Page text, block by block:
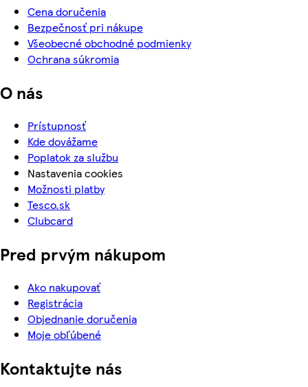
Cena doručenia
Bezpečnosť pri nákupe
Všeobecné obchodné podmienky
Ochrana súkromia
O nás
Prístupnosť
Kde dovážame
Poplatok za službu
Nastavenia cookies
Možnosti platby
Tesco.sk
Clubcard
Pred prvým nákupom
Ako nakupovať
Registrácia
Objednanie doručenia
Moje obľúbené
Kontaktujte nás